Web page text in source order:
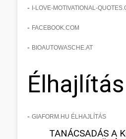
- I-LOVE-MOTIVATIONAL-
- FACEBOOK.COM
- BIOAUTOWASCHE.AT
Élhajlítás
- GIAFORM.HU ÉLHAJLÍTÁS
TANÁCSADÁS A